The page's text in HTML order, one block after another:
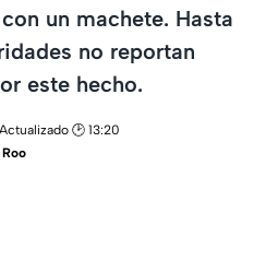
un machete. Hasta
no reportan
este hecho.
| Actualizado 🕑 13:20